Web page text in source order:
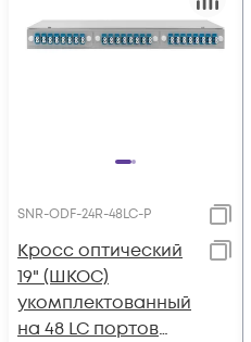
SNR-ODF-24R-48LC-P
Кросс оптический
19" (ШКОС)
укомплектованный
на 48 LC портов